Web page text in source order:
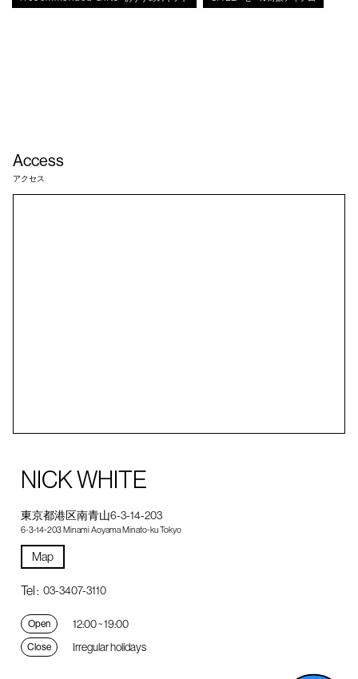
Access
アクセス
NICK WHITE
東京都港区南青山6-3-14-203
6-3-14-203 Minami Aoyama Minato-ku Tokyo
Map
Tel : 03-3407-3110
Open 12:00 ~ 19:00
Close Irregular holidays